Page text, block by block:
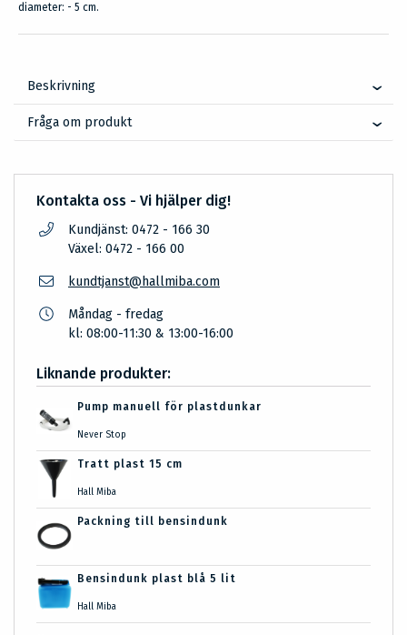
diameter: - 5 cm.
Beskrivning
Fråga om produkt
Kontakta oss - Vi hjälper dig!
Kundjänst: 0472 - 166 30
Växel: 0472 - 166 00
kundtjanst@hallmiba.com
Måndag - fredag
kl: 08:00-11:30 & 13:00-16:00
Liknande produkter:
Pump manuell för plastdunkar
Never Stop
Tratt plast 15 cm
Hall Miba
Packning till bensindunk
Bensindunk plast blå 5 lit
Hall Miba